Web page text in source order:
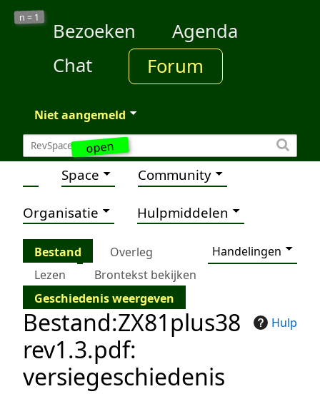
open
n = 1
Bezoeken
Agenda
Chat
Forum
Niet aangemeld
Space Community
Organisatie Hulpmiddelen
Bestand Overleg
Handelingen
Lezen
Brontekst bekijken
Geschiedenis weergeven
Hulp
Bestand:ZX81plus38
rev1.3.pdf:
versiegeschiedenis